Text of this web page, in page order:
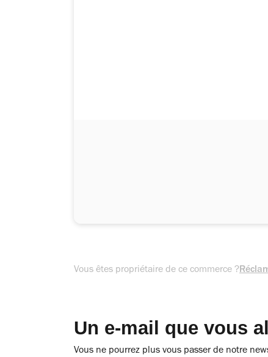
Vous êtes propriétaire de ce commerce ?
Un e-mail que vous
Vous ne pourrez plus vous passer de notre